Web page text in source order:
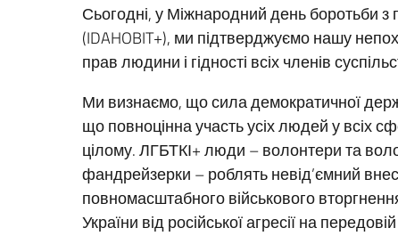
Сьогодні, у Міжнародний день боротьби
(IDAHOBIT+), ми підтверджуємо нашу
прав людини і гідності всіх членів
Ми визнаємо, що сила демократичної
що повноцінна участь усіх людей у всіх
цілому. ЛГБТКІ+ люди – волонтери та
фандрейзерки – роблять невід’ємний
повномасштабного військового
України від російської агресії на